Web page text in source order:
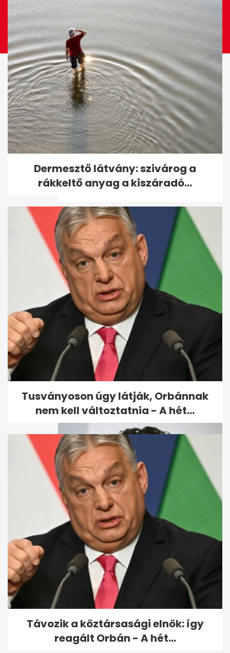
Gálvölgyi-ügy: lezárult a
vizsgálat, többeket
elmarasztaltak
Váratlan fordulat: Gálvölgyi
ügyében mégis indul
nyomozás
A kormánypropaganda úgy
véli, Nagy Ervin a magyar
Zelenszkij - a...
Dermesztő látvány: szivárog a
rákkeltő anyag a kiszáradó...
Tusványoson úgy látják, Orbánnak
nem kell változtatnia - A hét...
Távozik a köztársasági elnök: így
reagált Orbán - A hét...